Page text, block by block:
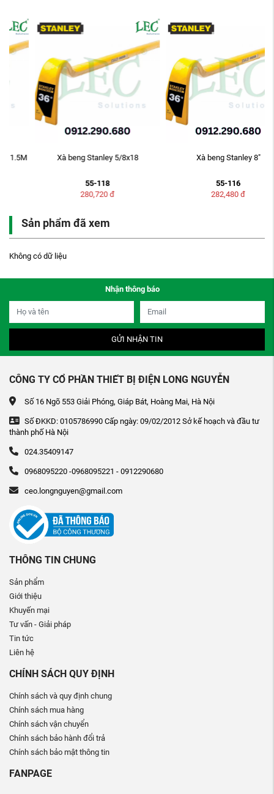
Xà beng Stanley 5/8x18
280,720đ
Xà beng Stanley 8"
282,480đ
Sản phẩm đã xem
Không có dữ liệu
Nhận thông báo
GỬI NHẬN TIN
CÔNG TY CỔ PHẦN THIẾT BỊ ĐIỆN LONG NGUYỄN
Số 16 Ngõ 553 Giải Phóng, Giáp Bát, Hoàng Mai, Hà Nội
Số ĐKKD: 0105786990 Cấp ngày: 09/02/2012 Sở kế hoạch và đầu tư
thành phố Hà Nội
024.35409147
0968095220 -0968095221 - 0912290680
ceo.longnguyen@gmail.com
THÔNG TIN CHUNG
Sản phẩm
Giới thiệu
Khuyến mại
Tư vấn - Giải pháp
Tin tức
Liên hệ
CHÍNH SÁCH QUY ĐỊNH
Chính sách và quy định chung
Chính sách mua hàng
Chính sách vận chuyển
Chính sách bảo hành đổi trả
Chính sách bảo mật thông tin
FANPAGE